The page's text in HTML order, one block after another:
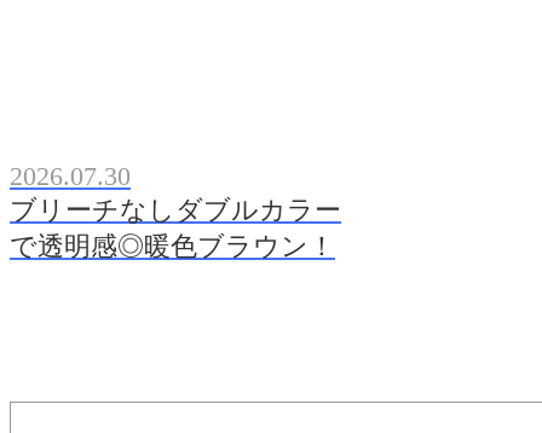
2026.07.30
ブリーチなしダブルカラー
で透明感◎暖色ブラウン！